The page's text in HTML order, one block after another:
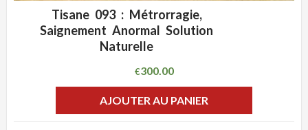
ADD WISHLIST
Tisane 093 : Métrorragie,
Saignement Anormal Solution
Naturelle
€300.00
AJOUTER AU PANIER